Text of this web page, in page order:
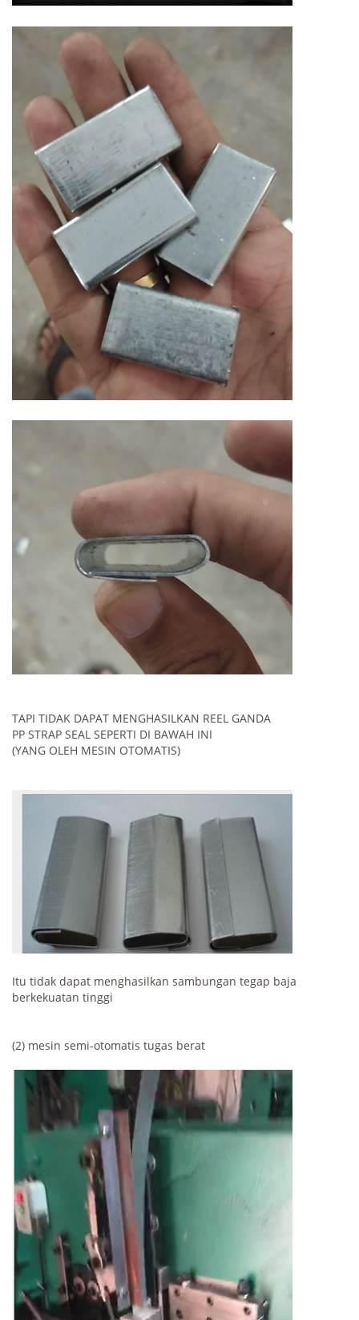
TAPI TIDAK DAPAT MENGHASILKAN REEL GANDA
PP STRAP SEAL SEPERTI DI BAWAH INI
(YANG OLEH MESIN OTOMATIS)
Itu tidak dapat menghasilkan sambungan tegap baja
berkekuatan tinggi
(2) mesin semi-otomatis tugas berat